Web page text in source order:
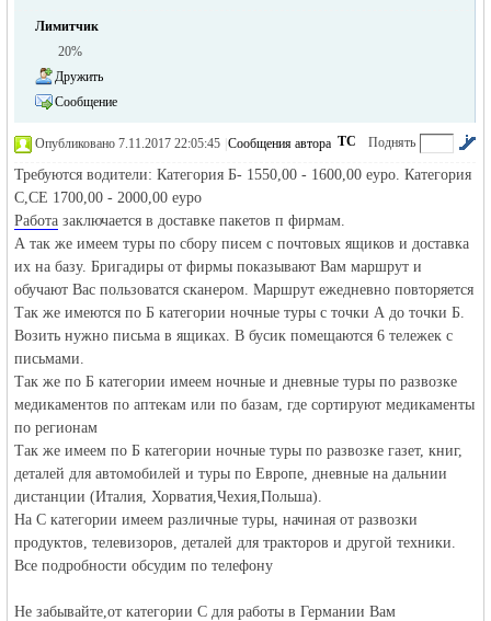
жизнь и
объявления в
Лимитчик
20%
Дружить
Сообщение
Поднять
ТС
Опубликовано 7.11.2017 22:05:45 Сообщения автора
Требуются водители: Категория Б- 1550,00 - 1600,00 еурo. Категория
С,СЕ 1700,00 - 2000,00 еуро
Работа заключается в доставке пакетов п фирмам.
А так же имеем туры по сбору писем с почтовых ящиков и доставка
их на базу. Бригадиры от фирмы показывают Вам маршрут и
обучают Вас пользоватся сканером. Маршрут ежедневно повторяется
Так же имеются по Б категории ночные туры с точки А до точки Б.
Возить нужно письма в ящиках. В бусик помещаются 6 тележек с
письмами.
Так же по Б категории имеем ночные и дневные туры по развозке
медикаментов по аптекам или по базам, где сортируют медикаменты
по регионам
Так же имеем по Б категории ночные туры по развозке газет, книг,
деталей для автомобилей и туры по Европе, дневные на дальнии
дистанции (Италия, Хорватия,Чехия,Польша).
На С категории имеем различные туры, начиная от развозки
продуктов, телевизоров, деталей для тракторов и другой техники.
Все подробности обсудим по телефону
Не забывайте,от категории С для работы в Германии Вам